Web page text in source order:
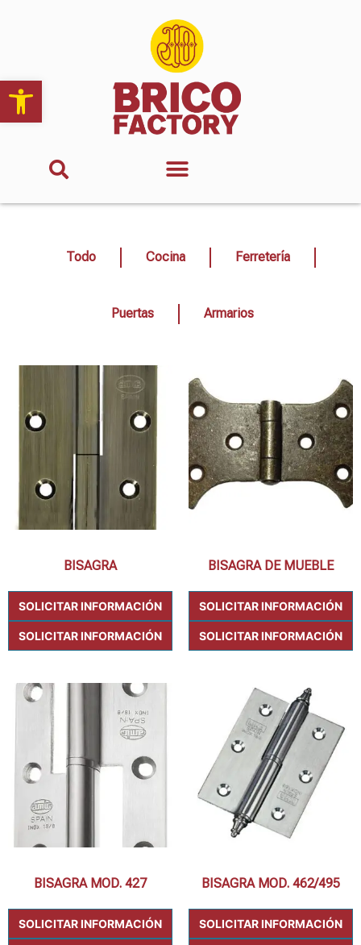
Abrir barra de herramientas
Todo Cocina Ferretería
Puertas Armarios
BISAGRA
SOLICITAR INFORMACIÓN
SOLICITAR INFORMACIÓN
BISAGRA DE MUEBLE
SOLICITAR INFORMACIÓN
SOLICITAR INFORMACIÓN
BISAGRA MOD. 427
SOLICITAR INFORMACIÓN
BISAGRA MOD. 462/495
SOLICITAR INFORMACIÓN